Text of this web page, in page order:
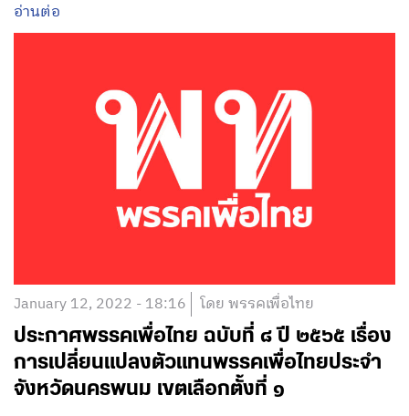
อ่านต่อ
January 12, 2022 - 18:16 โดย พรรคเพื่อไทย
ประกาศพรรคเพื่อไทย ฉบับที่ ๘ ปี ๒๕๖๕ เรื่อง
การเปลี่ยนแปลงตัวแทนพรรคเพื่อไทยประจำ
จังหวัดนครพนม เขตเลือกตั้งที่ ๑